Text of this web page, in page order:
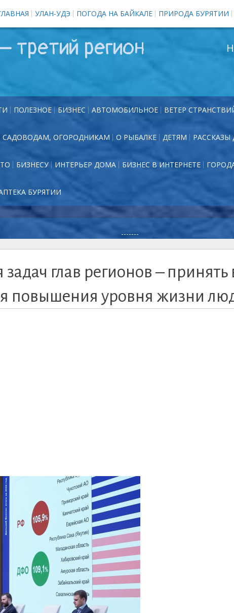
УЛАН-УДЭ ПОГОДА НА БАЙКАЛЕ ПРИРОДА БУРЯТИИ
третий регион
ПОЛЕЗНОЕ БИЗНЕС АВТОМОБИЛЬНОЕ ВЕТЕР
САДОВОДАМ, ОГОРОДНИКАМ О РЫБАЛКЕ ДЕТЯМ РАССКАЗЫ
БИЗНЕСУ ИНТЕРЬЕР ДОМА БИЗНЕС В ИНТЕРНЕТЕ
БУРЯТИИ
-------
глав регионов – принять
повышения уровня жизни